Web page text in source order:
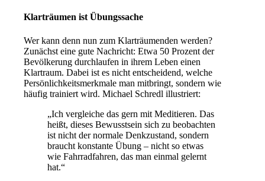
Klarträumen ist Übungssache
Wer kann denn nun zum Klarträumenden werden?
Zunächst eine gute Nachricht: Etwa 50 Prozent der
Bevölkerung durchlaufen in ihrem Leben einen
Klartraum. Dabei ist es nicht entscheidend, welche
Persönlichkeitsmerkmale man mitbringt, sondern wie
häufig trainiert wird. Michael Schredl illustriert:
„Ich vergleiche das gern mit Meditieren. Das
heißt, dieses Bewusstsein sich zu beobachten
ist nicht der normale Denkzustand, sondern
braucht konstante Übung – nicht so etwas
wie Fahrradfahren, das man einmal gelernt
hat.“